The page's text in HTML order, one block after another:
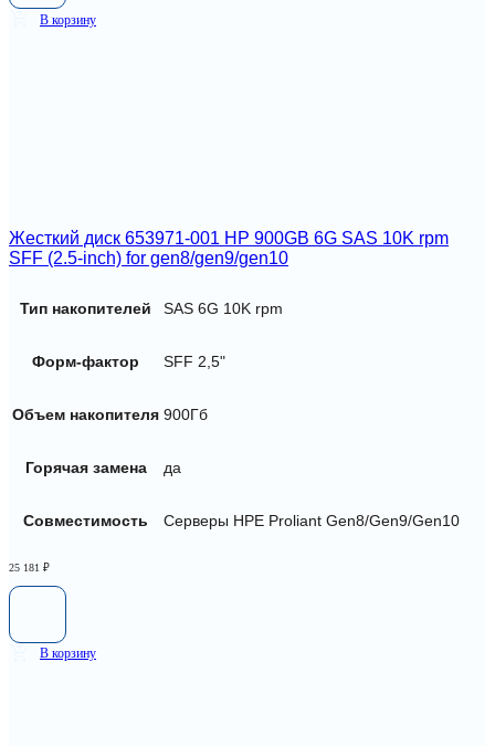
В корзину
Жесткий диск 653971-001 HP 900GB 6G SAS 10K rpm
SFF (2.5-inch) for gen8/gen9/gen10
Тип накопителей SAS 6G 10K rpm
Форм-фактор SFF 2,5"
Объем накопителя 900Гб
Горячая замена да
Совместимость Серверы HPE Proliant Gen8/Gen9/Gen10
25 181 ₽
В корзину